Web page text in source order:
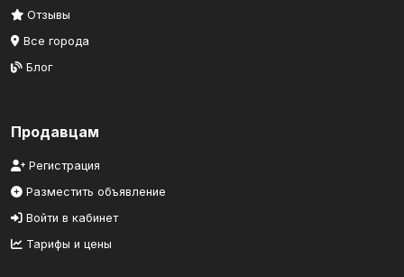
Отзывы
Все города
Блог
Продавцам
Регистрация
Разместить объявление
Войти в кабинет
Тарифы и цены